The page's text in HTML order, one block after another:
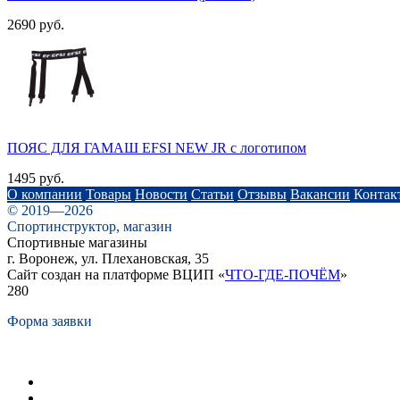
2690 руб.
ПОЯС ДЛЯ ГАМАШ EFSI NEW JR c логотипом
1495 руб.
О компании Товары Новости Статьи Отзывы Вакансии
© 2019—2026
Спортинструктор, магазин
Спортивные магазины
г. Воронеж, ул. Плехановская, 35
Сайт создан на платформе ВЦИП «ЧТО-ГДЕ-ПОЧЁМ»
280
Форма заявки